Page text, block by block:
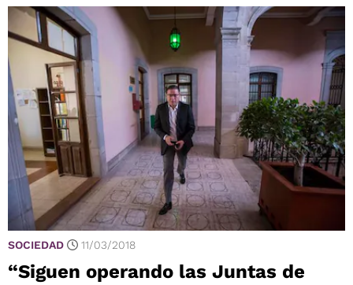
SOCIEDAD 11/03/2018
“Siguen operando las Juntas de